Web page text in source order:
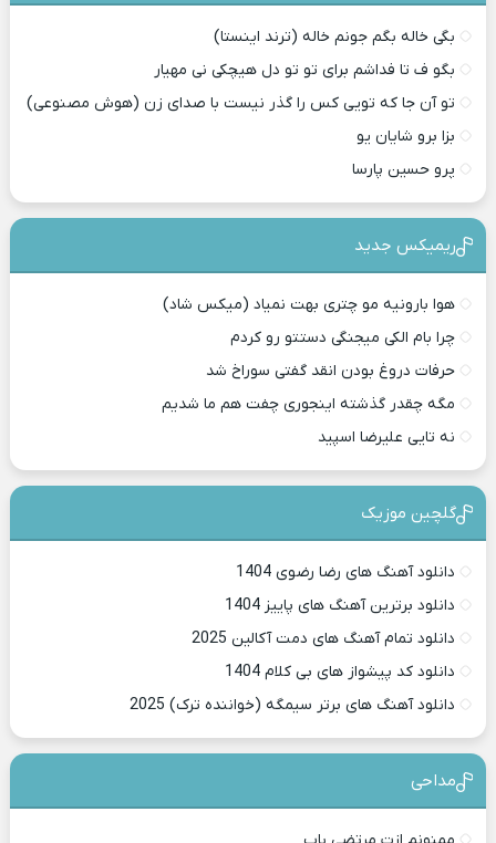
بگی خاله بگم جونم خاله (ترند اینستا)
بگو ف تا فداشم برای تو تو دل هیچکی نی مهیار
تو آن جا که تویی کس را گذر نیست با صدای زن (هوش مصنوعی)
بزا برو شایان یو
پرو حسین پارسا
ریمیکس جدید
هوا بارونیه مو چتری بهت نمیاد (میکس شاد)
چرا بام الکی میجنگی دستتو رو کردم
حرفات دروغ بودن انقد گفتی سوراخ شد
مگه چقدر گذشته اینجوری چفت هم ما شدیم
نه تایی علیرضا اسپید
گلچین موزیک
دانلود آهنگ های رضا رضوی 1404
دانلود برترین آهنگ های پاییز 1404
دانلود تمام آهنگ های دمت آکالین 2025
دانلود کد پیشواز های بی کلام 1404
دانلود آهنگ های برتر سیمگه (خواننده ترک) 2025
مداحی